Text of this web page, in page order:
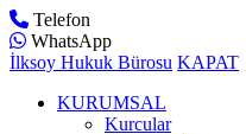
Telefon
WhatsApp
İlksoy Hukuk Bürosu KAPAT
KURUMSAL
Kurcular